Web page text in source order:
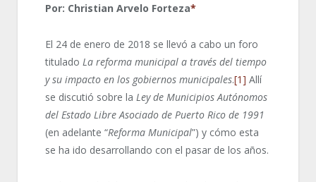
Por: Christian Arvelo Forteza*
El 24 de enero de 2018 se llevó a cabo un foro
titulado La reforma municipal a través del tiempo
y su impacto en los gobiernos municipales.[1] Allí
se discutió sobre la Ley de Municipios Autónomos
del Estado Libre Asociado de Puerto Rico de 1991
(en adelante “Reforma Municipal”) y cómo esta
se ha ido desarrollando con el pasar de los años.